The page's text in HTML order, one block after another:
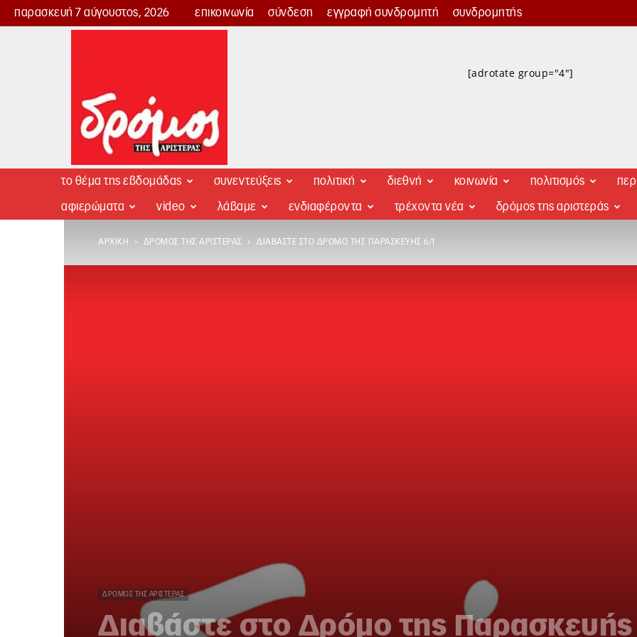
παρασκευή 7 αύγουστος, 2026 επικοινωνία σύνδεση εγγραφή συνδρομητή συνδρομητής
Δρόμος
[adrotate group="4"]
το θέμα της εβδομάδας συνεντεύξεις πολιτική διεθνή κοινωνία πολιτισμός
αφιερώματα video λάβαμε ενδιαφέροντα τρέχοντα νέα δρόμος της αριστεράς
ΑΡΧΙΚΉ ΔΡΌΜΟΣ ΤΗΣ ΑΡΙΣΤΕΡΆΣ ΔΙΑΒΆΣΤΕ ΣΤΟ ΔΡΌΜΟ ΤΗΣ ΠΑΡΑΣΚΕΥΉΣ 6/1
ΔΡΌΜΟΣ ΤΗΣ ΑΡΙΣΤΕΡΆΣ
Διαβάστε στο Δρόμο της Παρασκευής